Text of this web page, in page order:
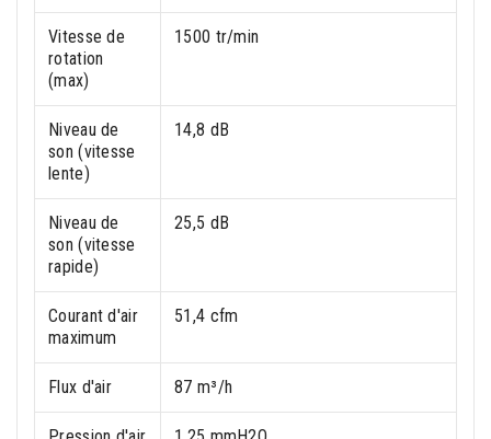
Vitesse de
rotation
(max)
1500 tr/min
Niveau de
son (vitesse
lente)
14,8 dB
Niveau de
son (vitesse
rapide)
25,5 dB
Courant d'air
maximum
51,4 cfm
Flux d'air 87 m³/h